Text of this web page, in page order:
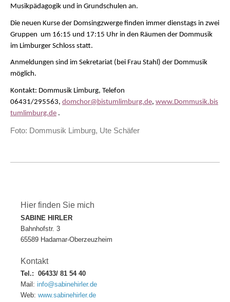
Musikpädagogik und in Grundschulen an.
Die neuen Kurse der Domsingzwerge finden immer dienstags in zwei
Gruppen um 16:15 und 17:15 Uhr in den Räumen der Dommusik
im Limburger Schloss statt.
Anmeldungen sind im Sekretariat (bei Frau Stahl) der Dommusik
möglich.
Kontakt: Dommusik Limburg, Telefon
06431/295563, domchor@bistumlimburg.de, www.Dommusik.bis
tumlimburg.de .
Foto: Dommusik Limburg, Ute Schäfer
Hier finden Sie mich
SABINE HIRLER
Bahnhofstr. 3
65589 Hadamar-Oberzeuzheim
Kontakt
Tel.: 06433/ 81 54 40
Mail: info@sabinehirler.de
Web: www.sabinehirler.de